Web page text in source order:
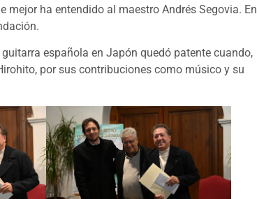
ha entendido al maestro Andrés Segovia. En
española en Japón quedó patente cuando,
por sus contribuciones como músico y su